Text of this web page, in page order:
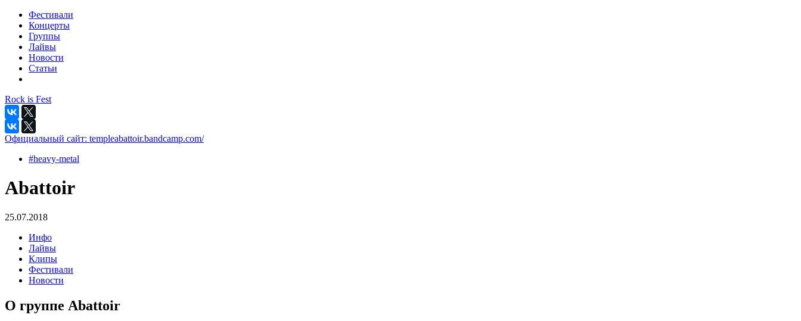
Фестивали
Концерты
Группы
Лайвы
Новости
Статьи
Rock is Fest
Официальный сайт: templeabattoir.bandcamp.com/
#heavy-metal
Abattoir
25.07.2018
Инфо
Лайвы
Клипы
Фестивали
Новости
О группе Abattoir